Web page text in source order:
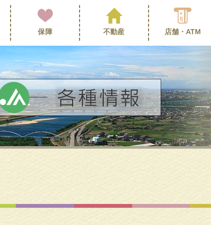
保障 不動産 店舗・ ATM